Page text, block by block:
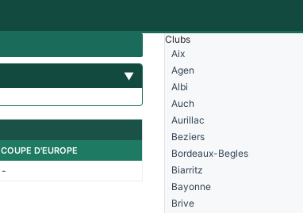
▼
COUPE D'EUROPE
-
Clubs
Aix
Agen
Albi
Auch
Aurillac
Beziers
Bordeaux-Begles
Biarritz
Bayonne
Brive